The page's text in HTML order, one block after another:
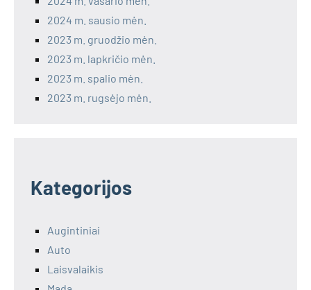
2024 m. sausio mėn.
2023 m. gruodžio mėn.
2023 m. lapkričio mėn.
2023 m. spalio mėn.
2023 m. rugsėjo mėn.
Kategorijos
Augintiniai
Auto
Laisvalaikis